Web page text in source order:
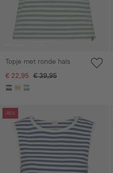
Topje met ronde hals
€ 22,95 € 39,95
-45%
overslaan